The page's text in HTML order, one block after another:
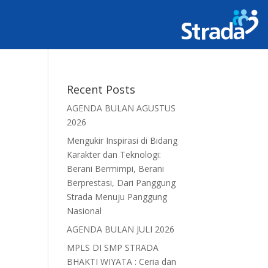
Recent Posts
AGENDA BULAN AGUSTUS
2026
Mengukir Inspirasi di Bidang
Karakter dan Teknologi:
Berani Bermimpi, Berani
Berprestasi, Dari Panggung
Strada Menuju Panggung
Nasional
AGENDA BULAN JULI 2026
MPLS DI SMP STRADA
BHAKTI WIYATA : Ceria dan